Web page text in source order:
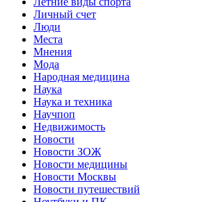
Личный счет
Люди
Места
Мнения
Мода
Народная медицина
Наука
Наука и техника
Научпоп
Недвижимость
Новости
Новости ЗОЖ
Новости медицины
Новости Москвы
Новости путешествий